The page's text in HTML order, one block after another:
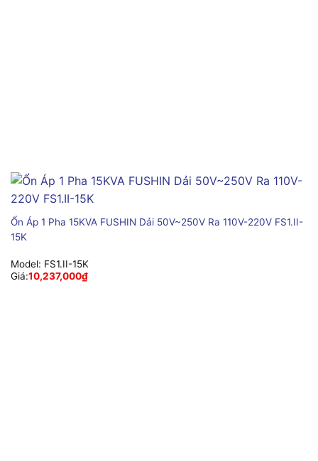
Ổn Áp 1 Pha 15KVA FUSHIN Dải 50V~250V Ra 110V-220V FS1.II-
15K
Model: FS1.II-15K
Giá:10,237,000₫